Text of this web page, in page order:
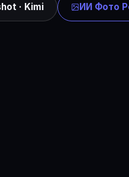
· Kimi ИИ Фото